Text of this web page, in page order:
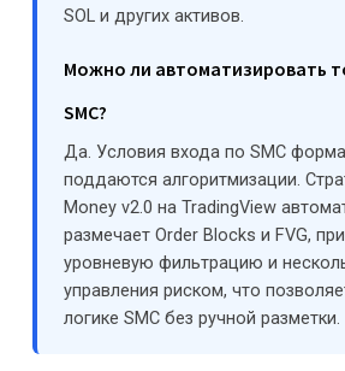
SOL и других активов.
Можно ли автоматизировать
SMC?
Да. Условия входа по SMC
поддаются алгоритмизации.
Money v2.0 на TradingView
размечает Order Blocks и FVG,
уровневую фильтрацию и
управления риском, что
логике SMC без ручной разметки.